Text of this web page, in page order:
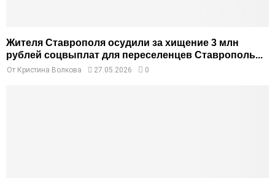
Жителя Ставрополя осудили за хищение 3 млн
рублей соцвыплат для переселенцев Ставрополь...
От Кристина Волкова 27.05.2026 0